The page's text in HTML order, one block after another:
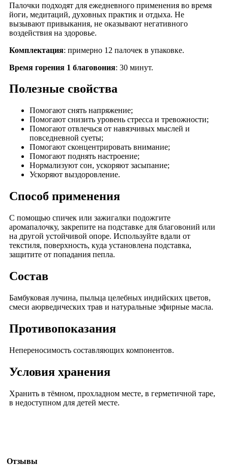
Палочки подходят для ежедневного применения во время
йоги, медитаций, духовных практик и отдыха. Не
вызывают привыкания, не оказывают негативного
воздействия на здоровье.
Комплектация: примерно 12 палочек в упаковке.
Время горения 1 благовония: 30 минут.
Полезные свойства
Помогают снять напряжение;
Помогают снизить уровень стресса и тревожности;
Помогают отвлечься от навязчивых мыслей и
повседневной суеты;
Помогают сконцентрировать внимание;
Помогают поднять настроение;
Нормализуют сон, ускоряют засыпание;
Ускоряют выздоровление.
Способ применения
С помощью спичек или зажигалки подожгите
аромапалочку, закрепите на подставке для благовоний или
на другой устойчивой опоре. Используйте вдали от
текстиля, поверхность, куда установлена подставка,
защитите от попадания пепла.
Состав
Бамбуковая лучина, пыльца целебных индийских цветов,
смеси аюрведических трав и натуральные эфирные масла.
Противопоказания
Непереносимость составляющих компонентов.
Условия хранения
Хранить в тёмном, прохладном месте, в герметичной таре,
в недоступном для детей месте.
Отзывы